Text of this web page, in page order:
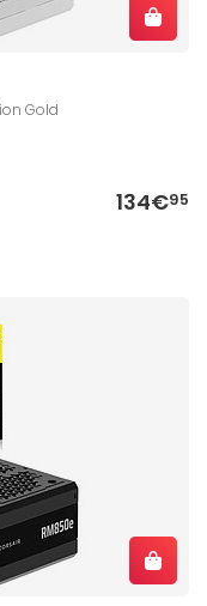
Gold
134€95